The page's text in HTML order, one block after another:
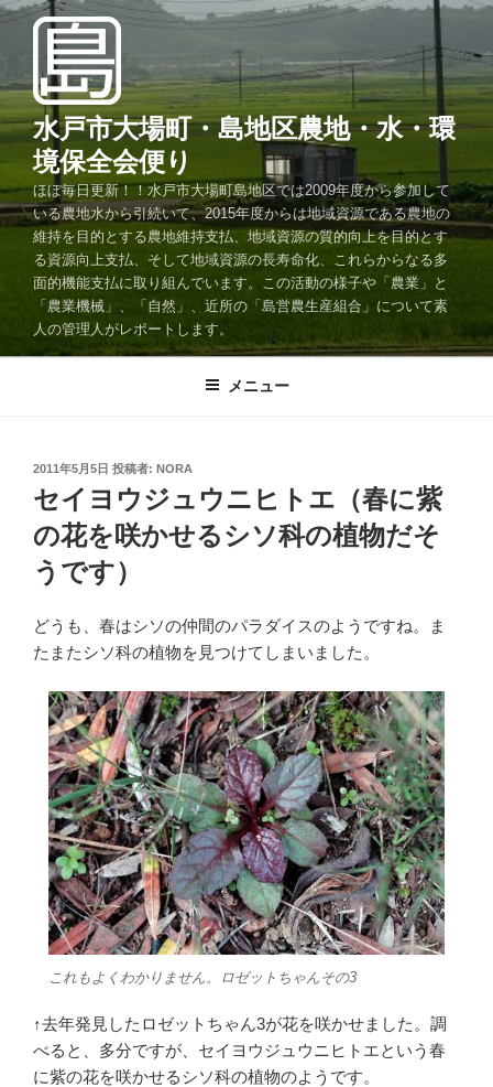
コ
ン
ツ
キ
ッ
水戸市大場町・島地区農地・水・環
境保全会便り
ほぼ毎日更新！！水戸市大場町島地区では2009年度から参加して
いる農地水から引続いて、2015年度からは地域資源である農地の
維持を目的とする農地維持支払、地域資源の質的向上を目的とす
る資源向上支払、そして地域資源の長寿命化、これらからなる多
面的機能支払に取り組んでいます。この活動の様子や「農業」と
「農業機械」、「自然」、近所の「島営農生産組合」について素
人の管理人がレポートします。
メニュー
投
稿
日:
2011年5月5日 投稿者: NORA
セイヨウジュウニヒトエ（春に紫
の花を咲かせるシソ科の植物だそ
うです）
どうも、春はシソの仲間のパラダイスのようですね。ま
たまたシソ科の植物を見つけてしまいました。
これもよくわかりません。ロゼットちゃんその3
↑去年発見したロゼットちゃん3が花を咲かせました。調
べると、多分ですが、セイヨウジュウニヒトエという春
に紫の花を咲かせるシソ科の植物のようです。